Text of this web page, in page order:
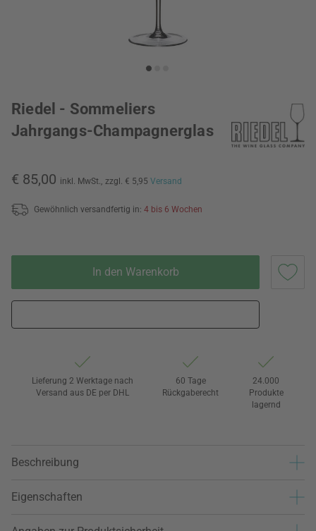
Riedel - Sommeliers
Jahrgangs-Champagnerglas
€ 85,00 inkl. MwSt., zzgl. € 5,95 Versand
Gewöhnlich versandfertig in: 4 bis 6 Wochen
In den Warenkorb
Lieferung 2 Werktage nach
Versand aus DE per DHL
60 Tage
Rückgaberecht
24.000
Produkte
lagernd
Beschreibung
Eigenschaften